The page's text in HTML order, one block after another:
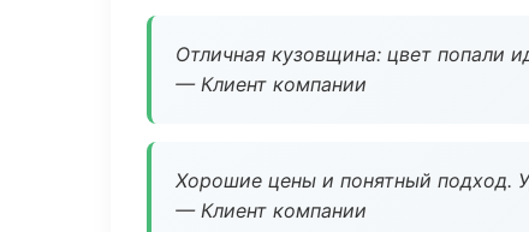
Отличная кузовщина: цвет попали
— Клиент компании
Хорошие цены и понятный подход.
— Клиент компании